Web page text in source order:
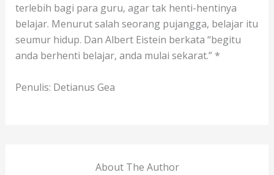
terlebih bagi para guru, agar tak henti-hentinya
belajar. Menurut salah seorang pujangga, belajar itu
seumur hidup. Dan Albert Eistein berkata “begitu
anda berhenti belajar, anda mulai sekarat.” *
Penulis: Detianus Gea
About The Author